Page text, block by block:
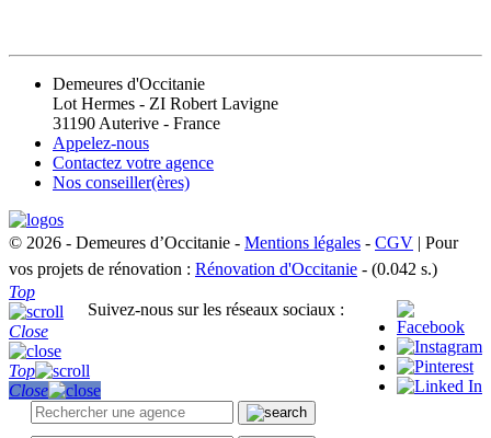
Demeures d'Occitanie
Lot Hermes - ZI Robert Lavigne
31190 Auterive - France
Appelez-nous
Contactez votre agence
Nos conseiller(ères)
© 2026 - Demeures d’Occitanie - Mentions légales - CGV | Pour
vos projets de rénovation : Rénovation d'Occitanie - (0.042 s.)
Suivez-nous sur les réseaux sociaux :
Top
Close
Top
Close